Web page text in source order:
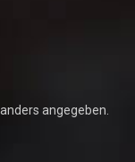
angegeben.